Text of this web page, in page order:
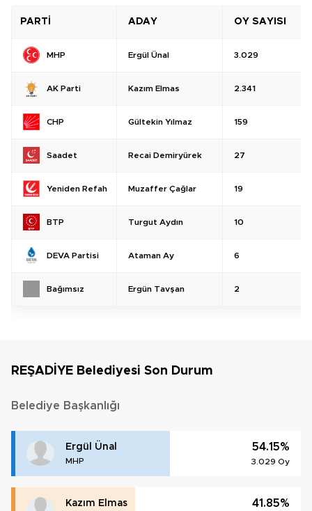
PARTİ ADAY OY SAYISI
MHP Ergül Ünal 3.029
AK Parti Kazım Elmas 2.341
CHP Gültekin Yılmaz 159
Saadet Recai Demiryürek 27
Yeniden Refah Muzaffer Çağlar 19
BTP Turgut Aydın 10
DEVA Partisi Ataman Ay 6
Bağımsız Ergün Tavşan 2
REŞADİYE Belediyesi Son Durum
Belediye Başkanlığı
Ergül Ünal
MHP
54.15%
3.029 Oy
Kazım Elmas 41.85%